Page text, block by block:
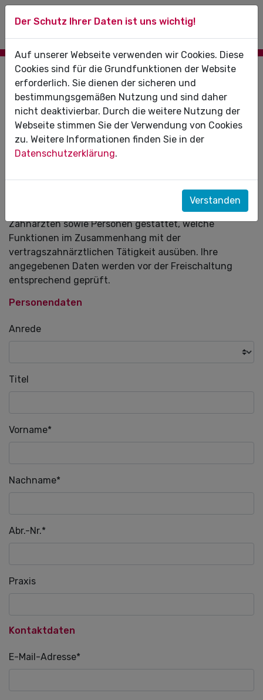
Registrierung
Bitte registrieren Sie sich mit den hier angeforderten
Daten, damit Sie die Funktionen des
Mitgliederbereiches nutzen können.
Hinweis:
Die Nutzung von Funktionen innerhalb des
geschlossenen Mitgliederbereiches werden nur den im
Bundesland Sachsen-Anhalt niedergelassenen
Zahnärzten sowie Personen gestattet, welche
Funktionen im Zusammenhang mit der
vertragszahnärztlichen Tätigkeit ausüben. Ihre
angegebenen Daten werden vor der Freischaltung
entsprechend geprüft.
Personendaten
Anrede
Titel
Pflichtfeld
Vorname*
Pflichtfeld
Nachname*
Pflichtfeld
Abr.-Nr.*
Praxis
Kontaktdaten
Pflichtfeld
E-Mail-Adresse*
Der Schutz Ihrer Daten ist uns wichtig!
Auf unserer Webseite verwenden wir Cookies. Diese
Cookies sind für die Grundfunktionen der Website
erforderlich. Sie dienen der sicheren und
bestimmungsgemäßen Nutzung und sind daher
nicht deaktivierbar. Durch die weitere Nutzung der
Webseite stimmen Sie der Verwendung von Cookies
zu. Weitere Informationen finden Sie in der
Datenschutzerklärung.
Verstanden